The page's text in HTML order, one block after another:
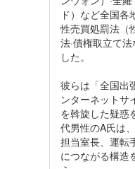
ド）など全国
性売買処罰法（
法·債権取立て
した。
彼らは「全国出
ンターネットサ
を斡旋した疑惑
代男性のA氏は
担当室長、運転
につながる構造